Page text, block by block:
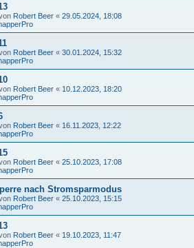
Robert Beer « 29.05.2024, 18:08
Robert Beer « 30.01.2024, 15:32
Robert Beer « 10.12.2023, 18:20
Robert Beer « 16.11.2023, 12:22
Robert Beer « 25.10.2023, 17:08
nach Stromsparmodus
Robert Beer « 25.10.2023, 15:15
Robert Beer « 19.10.2023, 11:47